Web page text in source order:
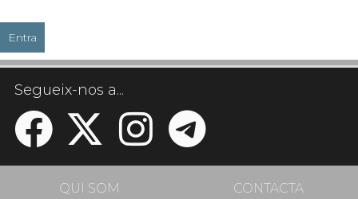
Segueix-nos a...
QUI SOM CONTACTA